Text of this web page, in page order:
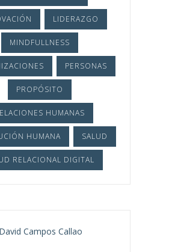
LIDERAZGO
MINDFULLNESS
PERSONAS
PROPÓSITO
HUMANAS
HUMANA SALUD
RELACIONAL DIGITAL
David Campos Callao